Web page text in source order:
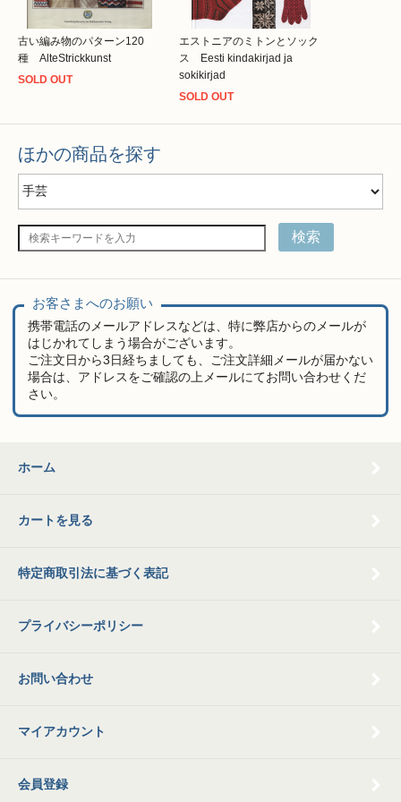
古い編み物のパターン120
種 AlteStrickkunst
SOLD OUT
エストニアのミトンとソック
ス Eesti kindakirjad ja
sokikirjad
SOLD OUT
ほかの商品を探す
検索
お客さまへのお願い
携帯電話のメールアドレスなどは、特に弊店からのメールが
はじかれてしまう場合がございます。
ご注文日から3日経ちましても、ご注文詳細メールが届かない
場合は、アドレスをご確認の上メールにてお問い合わせくだ
さい。
ホーム
カートを見る
特定商取引法に基づく表記
プライバシーポリシー
お問い合わせ
マイアカウント
会員登録